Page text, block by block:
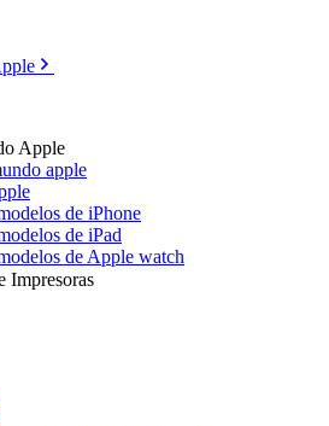
Apple
apple
de iPhone
de iPad
de Apple watch
Impresoras